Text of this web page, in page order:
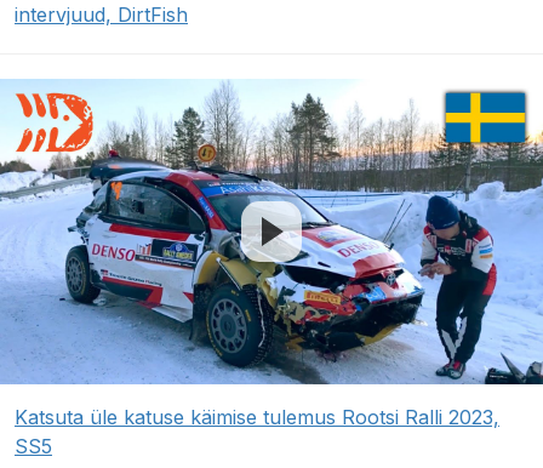
intervjuud, DirtFish
Katsuta üle katuse käimise tulemus Rootsi Ralli 2023,
SS5